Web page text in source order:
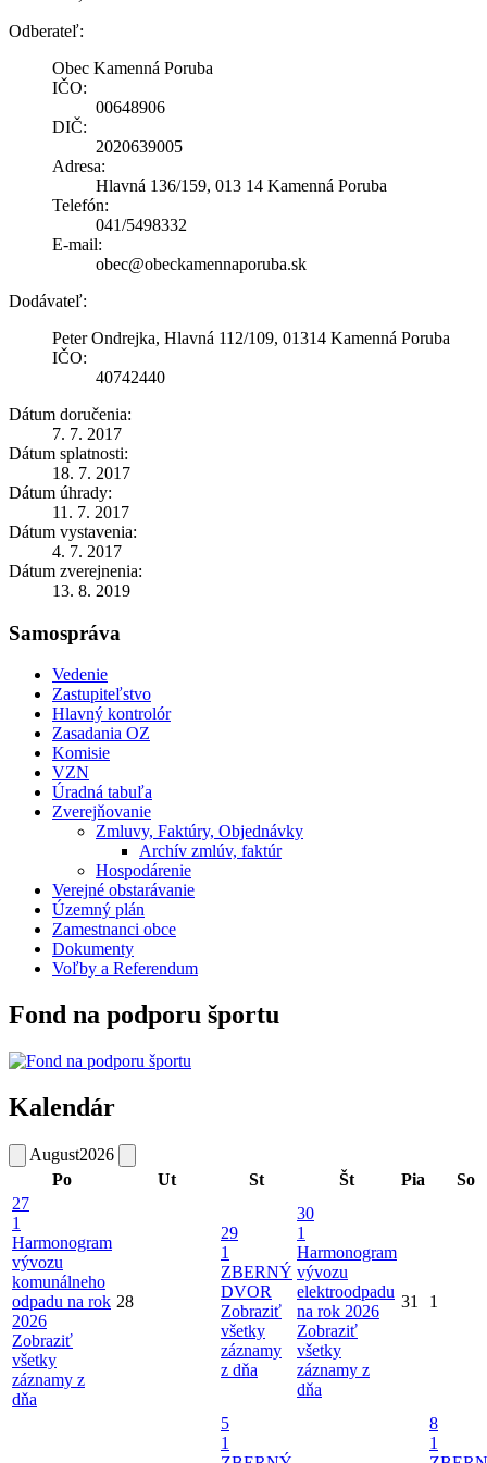
Odberateľ:
Obec Kamenná Poruba
IČO:
00648906
DIČ:
2020639005
Adresa:
Hlavná 136/159, 013 14 Kamenná Poruba
Telefón:
041/5498332
E-mail:
obec@obeckamennaporuba.sk
Dodávateľ:
Peter Ondrejka, Hlavná 112/109, 01314 Kamenná Poruba
IČO:
40742440
Dátum doručenia:
7. 7. 2017
Dátum splatnosti:
18. 7. 2017
Dátum úhrady:
11. 7. 2017
Dátum vystavenia:
4. 7. 2017
Dátum zverejnenia:
13. 8. 2019
Samospráva
Vedenie
Zastupiteľstvo
Hlavný kontrolór
Zasadania OZ
Komisie
VZN
Úradná tabuľa
Zverejňovanie
Zmluvy, Faktúry, Objednávky
Archív zmlúv, faktúr
Hospodárenie
Verejné obstarávanie
Územný plán
Zamestnanci obce
Dokumenty
Voľby a Referendum
Fond na podporu športu
Kalendár
August2026
Po
Ut St Št Pia
So
27
1
Harmonogram
vývozu
komunálneho
odpadu na rok
2026
Zobraziť
všetky
záznamy z
dňa
28
29
1
ZBERNÝ
DVOR
Zobraziť
všetky
záznamy
z dňa
30
1
Harmonogram
vývozu
elektroodpadu
na rok 2026
Zobraziť
všetky
záznamy z
dňa
31 1
5
1
8
1